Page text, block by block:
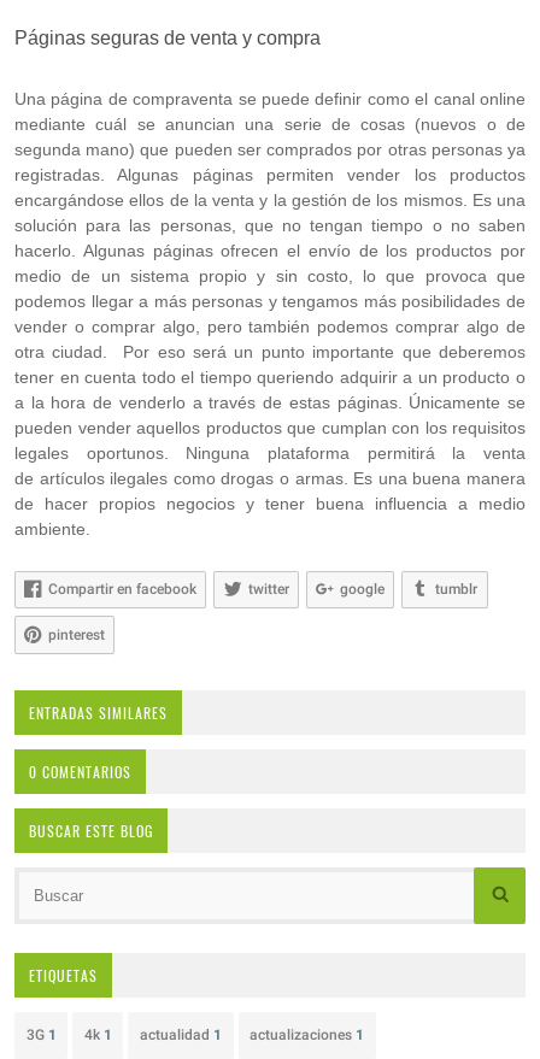
Páginas seguras de venta y compra
Una página de compraventa se puede definir como el canal online
mediante cuál se anuncian una serie de cosas (nuevos o de
segunda mano) que pueden ser comprados por otras personas ya
registradas. Algunas páginas permiten vender los productos
encargándose ellos de la venta y la gestión de los mismos. Es una
solución para las personas, que no tengan tiempo o no saben
hacerlo. Algunas páginas ofrecen el envío de los productos por
medio de un sistema propio y sin costo, lo que provoca que
podemos llegar a más personas y tengamos más posibilidades de
vender o comprar algo, pero también podemos comprar algo de
otra ciudad. Por eso será un punto importante que deberemos
tener en cuenta todo el tiempo queriendo adquirir a un producto o
a la hora de venderlo a través de estas páginas. Únicamente se
pueden vender aquellos productos que cumplan con los requisitos
legales oportunos. Ninguna plataforma permitirá la venta
de artículos ilegales como drogas o armas. Es una buena manera
de hacer propios negocios y tener buena influencia a medio
ambiente.
Compartir en facebook twitter google tumblr
pinterest
ENTRADAS SIMILARES
0 COMENTARIOS
BUSCAR ESTE BLOG
ETIQUETAS
3G 1 4k 1 actualidad 1 actualizaciones 1